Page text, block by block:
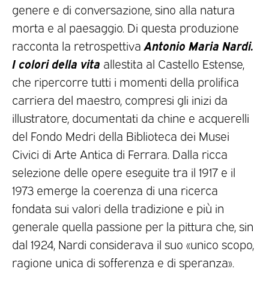
genere e di conversazione, sino alla natura
morta e al paesaggio. Di questa produzione
racconta la retrospettiva Antonio Maria Nardi.
I colori della vita allestita al Castello Estense,
che ripercorre tutti i momenti della prolifica
carriera del maestro, compresi gli inizi da
illustratore, documentati da chine e acquerelli
del Fondo Medri della Biblioteca dei Musei
Civici di Arte Antica di Ferrara. Dalla ricca
selezione delle opere eseguite tra il 1917 e il
1973 emerge la coerenza di una ricerca
fondata sui valori della tradizione e più in
generale quella passione per la pittura che, sin
dal 1924, Nardi considerava il suo «unico scopo,
ragione unica di sofferenza e di speranza».